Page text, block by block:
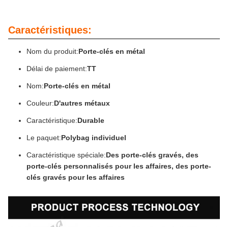
Caractéristiques:
Nom du produit:Porte-clés en métal
Délai de paiement:TT
Nom:Porte-clés en métal
Couleur:D'autres métaux
Caractéristique:Durable
Le paquet:Polybag individuel
Caractéristique spéciale:Des porte-clés gravés, des
porte-clés personnalisés pour les affaires, des porte-
clés gravés pour les affaires